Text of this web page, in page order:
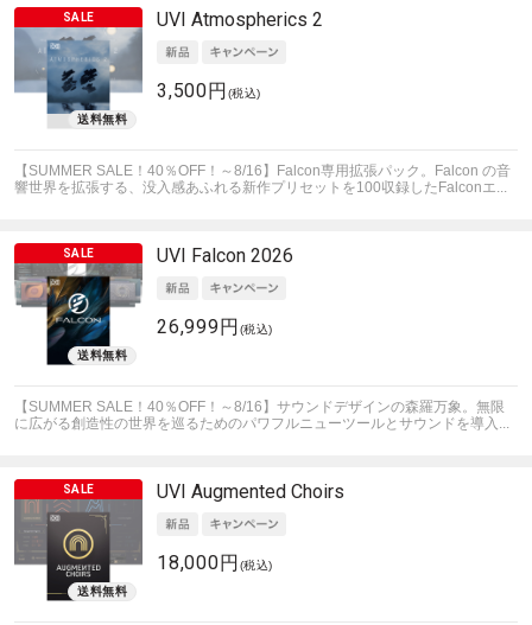
UVI Atmospherics 2
3,500円 (税込)
【SUMMER SALE！40％OFF！～8/16】Falcon専用拡張パック。Falcon の音
響世界を拡張する、没入感あふれる新作プリセットを100収録したFalconエ...
UVI Falcon 2026
26,999円 (税込)
【SUMMER SALE！40％OFF！～8/16】サウンドデザインの森羅万象。無限
に広がる創造性の世界を巡るためのパワフルニューツールとサウンドを導入...
UVI Augmented Choirs
18,000円 (税込)